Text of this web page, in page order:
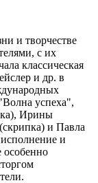
и творчестве
с их
классическая
и др. в
успеха",
Ирины
и Павла
и
особенно